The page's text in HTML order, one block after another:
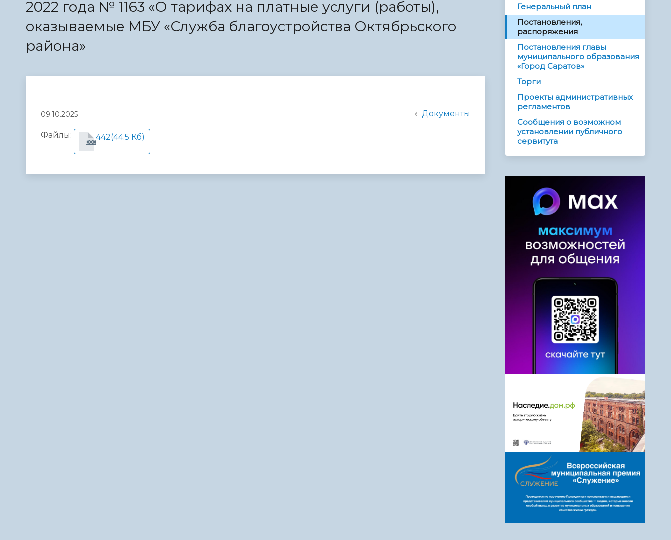
Телефонный справочник
администрации
Аппарат администрации
2022 года № 1163 «О тарифах на платные услуги (работы),
оказываемые МБУ «Служба благоустройства Октябрьского
района»
09.10.2025 Документы
Файлы:
DOC
442(44.5 Кб)
Генеральный план
Постановления,
распоряжения
Постановления главы
муниципального образования
«Город Саратов»
Торги
Проекты административных
регламентов
Сообщения о возможном
установлении публичного
сервитута